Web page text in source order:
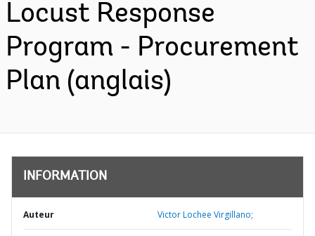
Locust Response
Program - Procurement
Plan (anglais)
INFORMATION
Auteur Victor Lochee Virgillano;